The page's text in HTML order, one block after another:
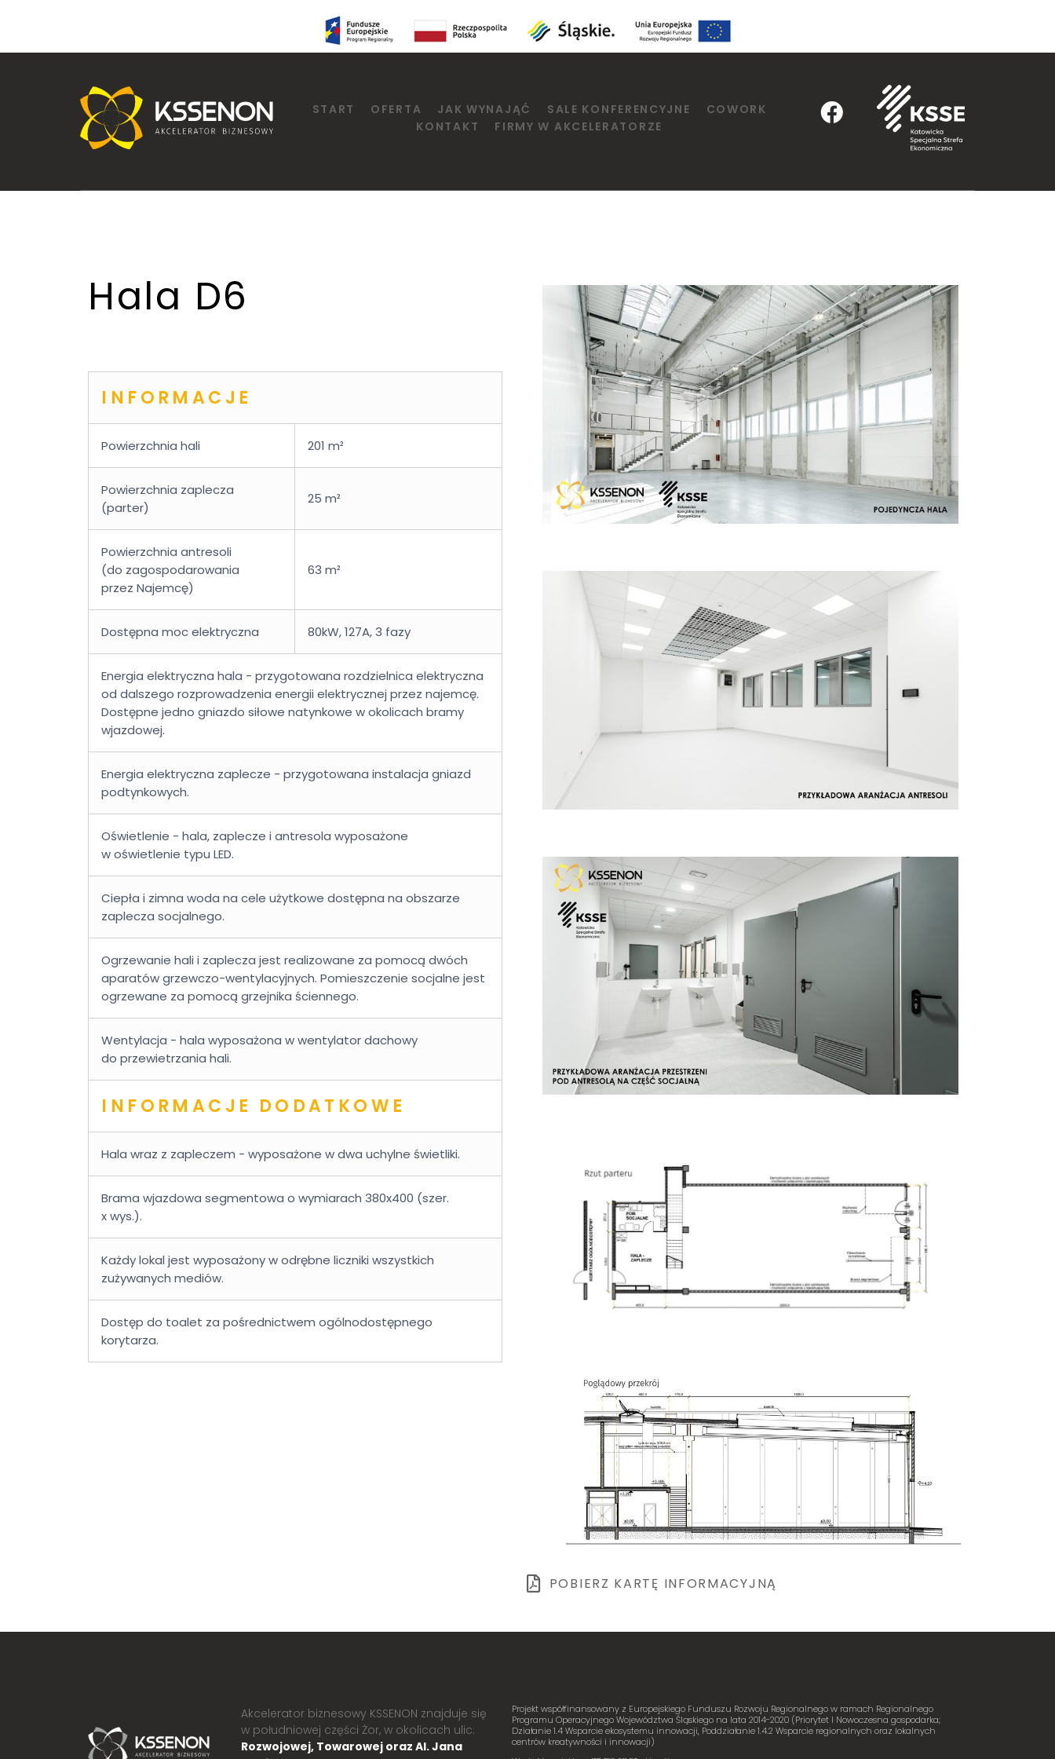
START OFERTA JAK WYNAJĄĆ SALE KONFERENCYJNE
COWORK
KONTAKT
FIRMY W AKCELERATORZE
Hala D6
INFORMACJE
Powierzchnia hali 201 m²
Powierzchnia zaplecza
(parter)
25 m²
Powierzchnia antresoli
(do zagospodarowania
przez Najemcę)
63 m²
Dostępna moc elektryczna 80kW, 127A, 3 fazy
Energia elektryczna hala - przygotowana rozdzielnica elektryczna
od dalszego rozprowadzenia energii elektrycznej przez najemcę.
Dostępne jedno gniazdo siłowe natynkowe w okolicach bramy
wjazdowej.
Energia elektryczna zaplecze - przygotowana instalacja gniazd
podtynkowych.
Oświetlenie - hala, zaplecze i antresola wyposażone
w oświetlenie typu LED.
Ciepła i zimna woda na cele użytkowe dostępna na obszarze
zaplecza socjalnego.
Ogrzewanie hali i zaplecza jest realizowane za pomocą dwóch
aparatów grzewczo-wentylacyjnych. Pomieszczenie socjalne jest
ogrzewane za pomocą grzejnika ściennego.
Wentylacja - hala wyposażona w wentylator dachowy
do przewietrzania hali.
INFORMACJE DODATKOWE
Hala wraz z zapleczem - wyposażone w dwa uchylne świetliki.
Brama wjazdowa segmentowa o wymiarach 380x400 (szer.
x wys.).
Każdy lokal jest wyposażony w odrębne liczniki wszystkich
zużywanych mediów.
Dostęp do toalet za pośrednictwem ogólnodostępnego
korytarza.
POBIERZ KARTĘ INFORMACYJNĄ
Akcelerator biznesowy KSSENON znajduje się
w południowej części Żor, w okolicach ulic:
Rozwojowej, Towarowej oraz Al. Jana
Projekt współfinansowany z Europejskiego Funduszu Rozwoju Regionalnego w ramach Regionalnego
Programu Operacyjnego Województwa Śląskiego na lata 2014-2020 (Priorytet I Nowoczesna gospodarka;
Działanie 1.4 Wsparcie ekosystemu innowacji, Poddziałanie 1.4.2 Wsparcie regionalnych oraz lokalnych
centrów kreatywności i innowacji)